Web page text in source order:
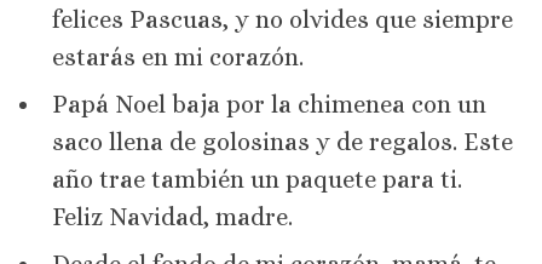
felices Pascuas, y no olvides que siempre
estarás en mi corazón.
Papá Noel baja por la chimenea con un
saco llena de golosinas y de regalos. Este
año trae también un paquete para ti.
Feliz Navidad, madre.